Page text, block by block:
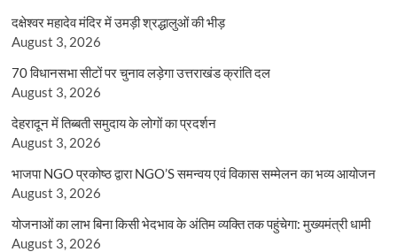
दक्षेश्वर महादेव मंदिर में उमड़ी श्रद्धालुओं की भीड़
August 3, 2026
70 विधानसभा सीटों पर चुनाव लड़ेगा उत्तराखंड क्रांति दल
August 3, 2026
देहरादून में तिब्बती समुदाय के लोगों का प्रदर्शन
August 3, 2026
भाजपा NGO प्रकोष्ठ द्वारा NGO’S समन्वय एवं विकास सम्मेलन का भव्य आयोजन
August 3, 2026
योजनाओं का लाभ बिना किसी भेदभाव के अंतिम व्यक्ति तक पहुंचेगा: मुख्यमंत्री धामी
August 3, 2026